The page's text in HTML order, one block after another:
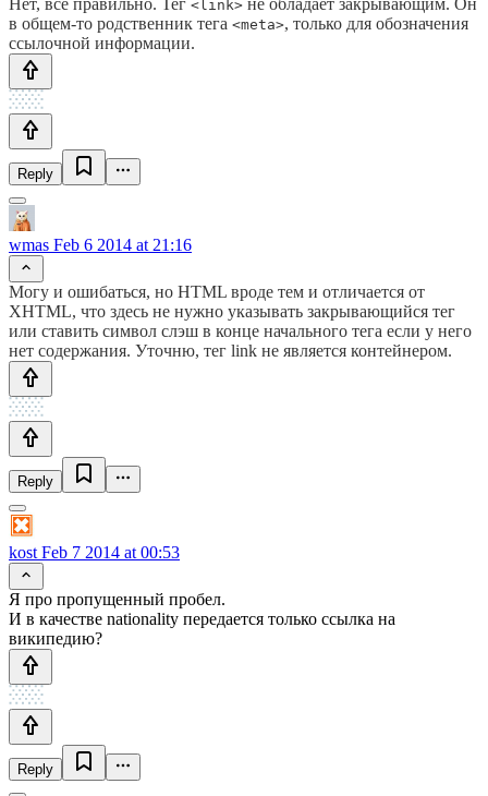
<link>
в общем-то родственник тега <meta>, только для обозначения
ссылочной информации.
Reply
wmas Feb 6 2014 at 21:16
Могу и ошибаться, но HTML вроде тем и отличается от
XHTML, что здесь не нужно указывать закрывающийся тег
или ставить символ слэш в конце начального тега если у него
нет содержания. Уточню, тег link не является контейнером.
Reply
kost Feb 7 2014 at 00:53
Я про пропущенный пробел.
И в качестве nationality передается только ссылка на
википедию?
Reply